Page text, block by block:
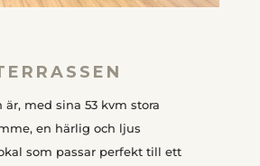
är, med sina 53 kvm stora
en härlig och ljus
som passar perfekt till ett